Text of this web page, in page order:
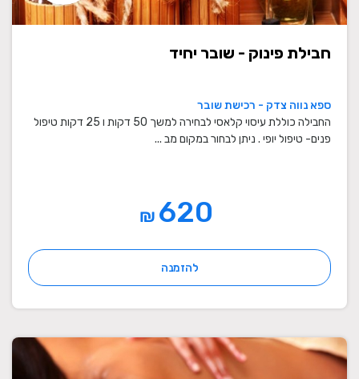
חבילת פינוק - שובר יחיד
ספא נווה צדק - רכישת שובר
החבילה כוללת עיסוי קלאסי לבחירה למשך 50 דקות ו 25 דקות טיפול
פנים- טיפול יופי . ניתן לבחור במקום מב ...
₪
להזמנה